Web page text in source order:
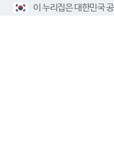
이 누리집은 대한민국